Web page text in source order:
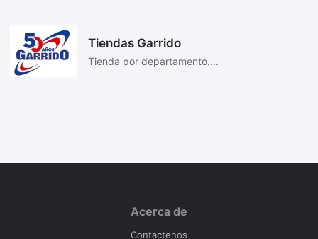
Tiendas Garrido
Tienda por departamento....
Acerca de
Contactenos